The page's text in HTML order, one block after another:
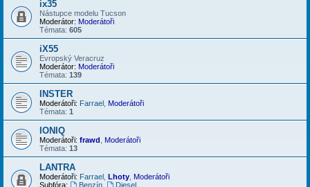
ix35
Nástupce modelu Tucson
Moderátor: Moderátoři
Témata: 605
iX55
Evropský Veracruz
Moderátor: Moderátoři
Témata: 139
INSTER
Moderátoři: Farrael Moderátoři
Témata: 1
IONIQ
Moderátoři: frawd
Moderátoři
Témata: 13
LANTRA
Moderátoři: Farrael Lhoty Moderátoři
Subfóra:
Benzín,
Diesel